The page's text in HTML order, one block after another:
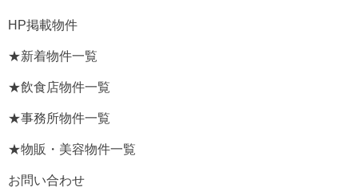
HP掲載物件
★新着物件一覧
★飲食店物件一覧
★事務所物件一覧
★物販・美容物件一覧
お問い合わせ